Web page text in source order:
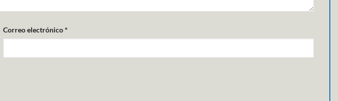
Correo electrónico*